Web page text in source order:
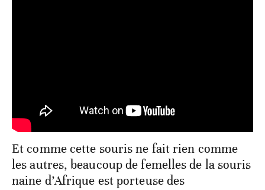
Et comme cette souris ne fait rien comme
les autres, beaucoup de femelles de la souris
naine d’Afrique est porteuse des